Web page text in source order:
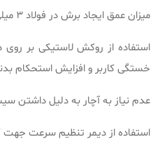
میزان عمق ایجاد برش در فولاد 3 میلی متر است
استفاده از روکش لاستیکی بر
خستگی کاربر و افزایش استحکام
عدم نیاز به آچار به دلیل داشتن
استفاده از دیمر تنظیم سرعت جهت